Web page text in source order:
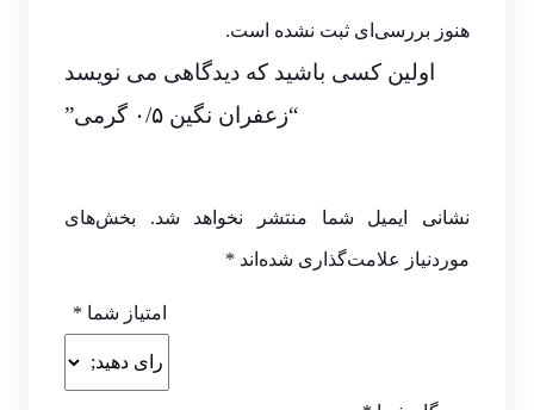
هنوز بررسی‌ای ثبت نشده است.
اولین کسی باشید که دیدگاهی می نویسد
“زعفران نگین ۰/۵ گرمی”
نشانی ایمیل شما منتشر نخواهد شد. بخش‌های
موردنیاز علامت‌گذاری شده‌اند *
امتیاز شما *